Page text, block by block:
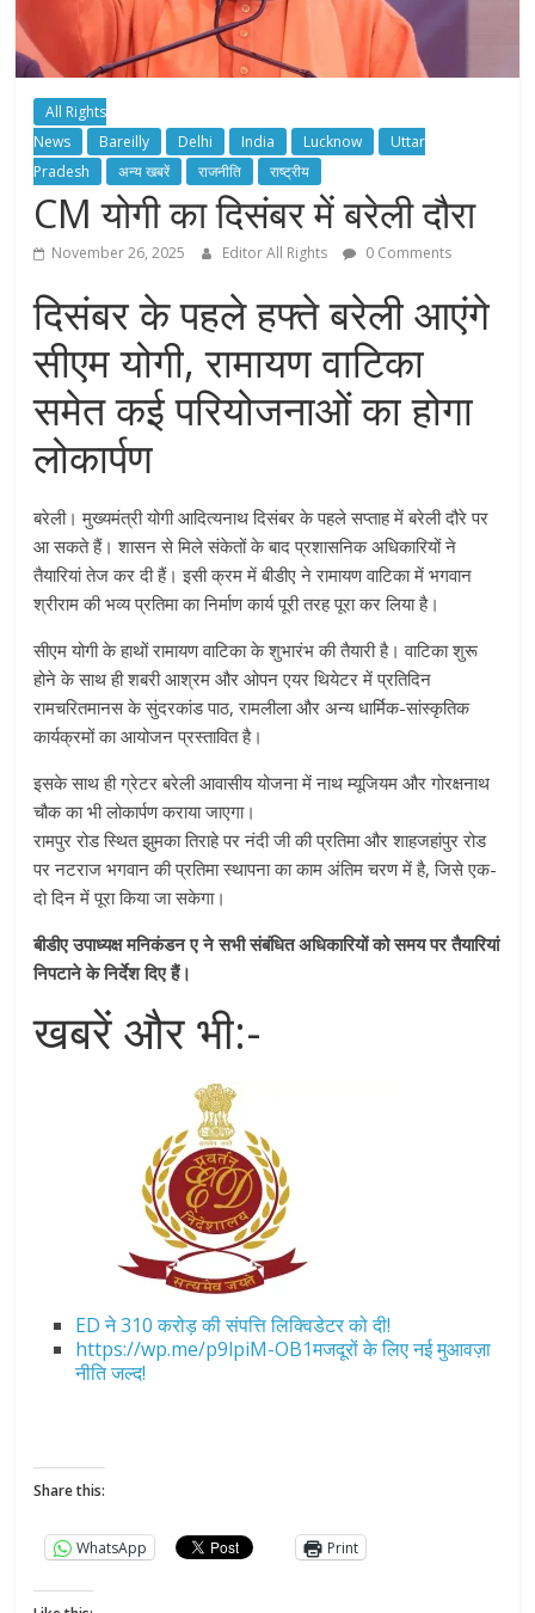
All Rights
News
Bareilly Delhi India Lucknow
Uttar
Pradesh
अन्य खबरें राजनीति राष्ट्रीय
CM योगी का दिसंबर में बरेली दौरा
November 26, 2025 Editor All Rights 0 Comments
दिसंबर के पहले हफ्ते बरेली आएंगे
सीएम योगी, रामायण वाटिका
समेत कई परियोजनाओं का होगा
लोकार्पण
बरेली। मुख्यमंत्री योगी आदित्यनाथ दिसंबर के पहले सप्ताह में बरेली दौरे पर
आ सकते हैं। शासन से मिले संकेतों के बाद प्रशासनिक अधिकारियों ने
तैयारियां तेज कर दी हैं। इसी क्रम में बीडीए ने रामायण वाटिका में भगवान
श्रीराम की भव्य प्रतिमा का निर्माण कार्य पूरी तरह पूरा कर लिया है।
सीएम योगी के हाथों रामायण वाटिका के शुभारंभ की तैयारी है। वाटिका शुरू
होने के साथ ही शबरी आश्रम और ओपन एयर थियेटर में प्रतिदिन
रामचरितमानस के सुंदरकांड पाठ, रामलीला और अन्य धार्मिक-सांस्कृतिक
कार्यक्रमों का आयोजन प्रस्तावित है।
इसके साथ ही ग्रेटर बरेली आवासीय योजना में नाथ म्यूजियम और गोरक्षनाथ
चौक का भी लोकार्पण कराया जाएगा।
रामपुर रोड स्थित झुमका तिराहे पर नंदी जी की प्रतिमा और शाहजहांपुर रोड
पर नटराज भगवान की प्रतिमा स्थापना का काम अंतिम चरण में है, जिसे एक-
दो दिन में पूरा किया जा सकेगा।
बीडीए उपाध्यक्ष मनिकंडन ए ने सभी संबंधित अधिकारियों को समय पर तैयारियां
निपटाने के निर्देश दिए हैं।
खबरें और भी:-
ED ने 310 करोड़ की संपत्ति लिक्विडेटर को दी!
https://wp.me/p9lpiM-OB1मजदूरों के लिए नई मुआवज़ा
नीति जल्द!
Share this:
WhatsApp Print